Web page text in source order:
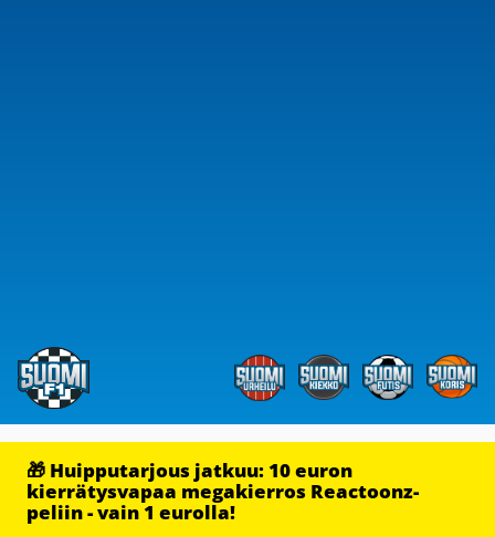
🎁 Huipputarjous jatkuu: 10 euron
kierrätysvapaa megakierros Reactoonz-
peliin - vain 1 eurolla!